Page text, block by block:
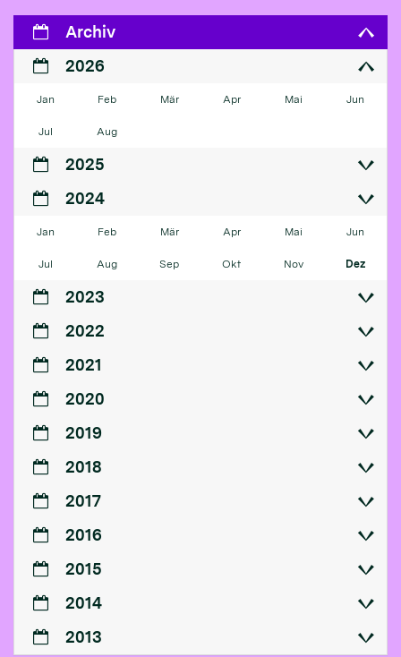
Archiv
2026
Jan Feb Mär Apr Mai Jun
Jul Aug
2025
2024
Jan Feb Mär Apr Mai Jun
Jul Aug Sep Okt Nov Dez
2023
2022
2021
2020
2019
2018
2017
2016
2015
2014
2013